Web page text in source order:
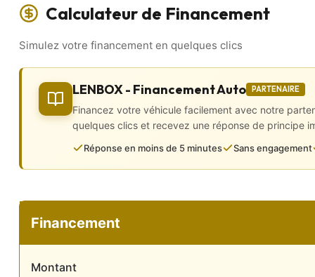
Visualisez votre futur véhicule sous tous ses angles grâce à
l’historique d’entretien directement sur votre téléphone, sans
Extérieur et Châssis
• 2 roues motrices
• Aide au stationnement AV/AR
• Frein de parking manuelle
• Jantes alu
• Projecteurs xénon
• Rétroviseurs électriques, dégivrants et rabattables
Intérieur
• CarPlay
Calculateur de Financement
Simulez votre financement en quelques clics
LENBOX - Financement Auto PARTENAIRE
Financez votre véhicule facilement avec notre
quelques clics et recevez une réponse de principe
Réponse en moins de 5 minutes Sans engagement
Financement
Montant